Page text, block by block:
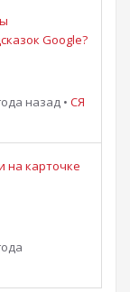
Google?
назад • СЯ
на карточке